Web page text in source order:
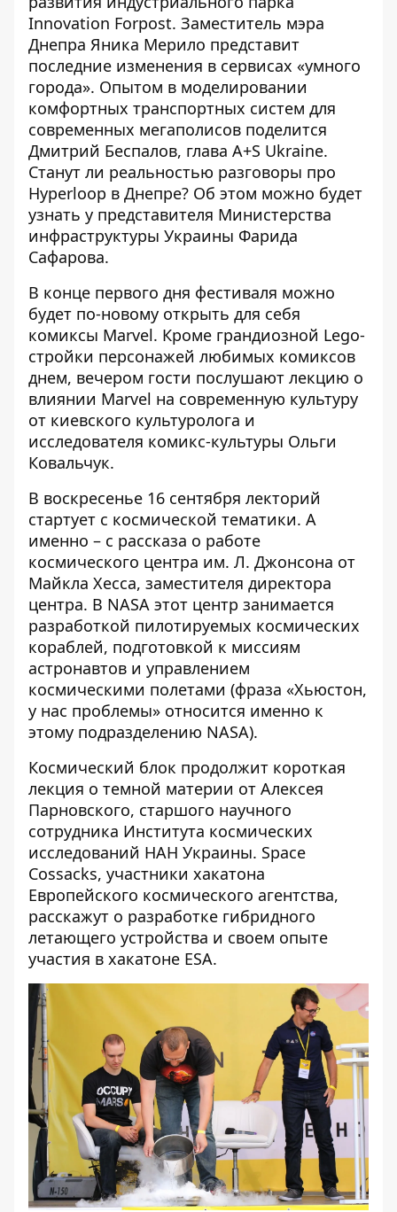
Innovation Forpost. Заместитель мэра
Днепра Яника Мерило представит
последние изменения в сервисах «умного
города». Опытом в моделировании
комфортных транспортных систем для
современных мегаполисов поделится
Дмитрий Беспалов, глава A+S Ukraine.
Станут ли реальностью разговоры про
Hyperloop в Днепре? Об этом можно будет
узнать у представителя Министерства
инфраструктуры Украины Фарида
Сафарова.
В конце первого дня фестиваля можно
будет по-новому открыть для себя
комиксы Marvel. Кроме грандиозной Lego-
стройки персонажей любимых комиксов
днем, вечером гости послушают лекцию о
влиянии Marvel на современную культуру
от киевского культуролога и
исследователя комикс-культуры Ольги
Ковальчук.
В воскресенье 16 сентября лекторий
стартует с космической тематики. А
именно – с рассказа о работе
космического центра им. Л. Джонсона от
Майкла Хесса, заместителя директора
центра. В NASA этот центр занимается
разработкой пилотируемых космических
кораблей, подготовкой к миссиям
астронавтов и управлением
космическими полетами (фраза «Хьюстон,
у нас проблемы» относится именно к
этому подразделению NASA).
Космический блок продолжит короткая
лекция о темной материи от Алексея
Парновского, старшого научного
сотрудника Института космических
исследований НАН Украины. Space
Cossacks, участники хакатона
Европейского космического агентства,
расскажут о разработке гибридного
летающего устройства и своем опыте
участия в хакатоне ESA.